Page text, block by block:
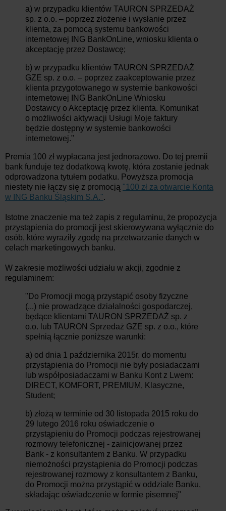
a) w przypadku klientów TAURON SPRZEDAŻ
sp. z o.o. – poprzez złożenie i wysłanie przez
klienta, za pomocą systemu bankowości
internetowej ING BankOnLine, wniosku klienta o
akceptację przez Dostawcę;
b) w przypadku klientów TAURON SPRZEDAŻ
GZE sp. z o.o. – poprzez zaakceptowanie przez
klienta przygotowanego w systemie bankowości
internetowej ING BankOnLine Wniosku
Dostawcy o Akceptację przez klienta. Komunikat
o możliwości aktywacji Usługi Moje faktury
będzie dostępny w systemie bankowości
internetowej."
Premia 100 zł wypłacana jest jednorazowo. Do tej premii
bank funduje też dodatkową kwotę, która zostanie jednak
odprowadzona tytułem podatku. Powyższa promocja
niestety nie łączy się z promocją "100 zł za otwarcie Konta
w ING Banku Śląskim S.A.".
Istotne znaczenie ma też zapis z regulaminu, że propozycja
przystąpienia do promocji jest skierowywana wyłącznie do
osób, które wyraziły zgodę na przetwarzanie danych w
celach marketingowych banku.
W zakresie możliwości udziału w akcji, zgodnie z
regulaminem:
"Do Promocji mogą przystąpić osoby fizyczne
(...) nie prowadzące działalności gospodarczej,
będące klientami TAURON SPRZEDAŻ sp. z
o.o. lub TAURON Sprzedaż GZE sp. z o.o., które
spełnią łącznie poniższe warunki:
a) od dnia 1 października 2015r. do momentu
przystąpienia do Promocji nie były posiadaczami
lub współposiadaczami w Banku Kont z Lwem:
DIRECT, KOMFORT, PREMIUM, Klasyczne,
Student;
b) złożą w terminie od 30 listopada 2015 roku do
29 lutego 2016 roku oświadczenie o
przystąpieniu do Promocji podczas rejestrowanej
rozmowy telefonicznej - zainicjowanej przez
Bank - z konsultantem z Banku. W przypadku
niemożności przystąpienia do Promocji podczas
rejestrowanej rozmowy z konsultantem z Banku,
do Promocji można przystąpić w oddziale Banku,
składając oświadczenie w formie pisemnej"